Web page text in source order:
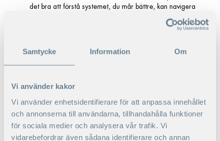
Samtycke Information Om
Vi använder kakor
Vi använder enhetsidentifierare för att anpassa innehållet
och annonserna till användarna, tillhandahålla funktioner
för sociala medier och analysera vår trafik. Vi
vidarebefordrar även sådana identifierare och annan
det bra att förstå systemet, du mår bättre, kan navigera
enklare och skapa din egen verksamhet. Det faktiska
utrymmet i vården är större än det upplevda och den som
Vad tillför ni programmet?
utan en förståelse för hur vården fungerar idag och vilka
utmaningar som vi har sett i vår forskning."
CUPS är unikt genom att det var det första
vårdutvecklingsprogammet i världen vid start på 1990-talet. I dag
är programmet väl positionerat och uppskattat.